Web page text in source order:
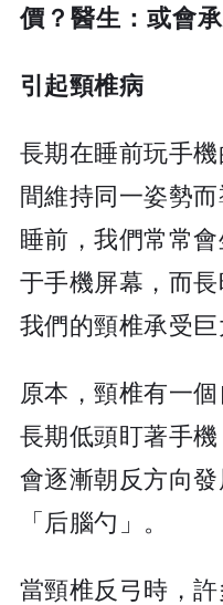
價？醫生：或會
引起頸椎病
長期在睡前玩手
間維持同一姿勢
睡前，我們常常
于手機屏幕，而
我們的頸椎承受巨
原本，頸椎有一
長期低頭盯著手
會逐漸朝反方向
「后腦勺」。
當頸椎反弓時，